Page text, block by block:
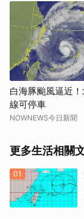
白海豚颱風逼近
線可停車
NOWNEWS今日新聞
更多生活相關
01